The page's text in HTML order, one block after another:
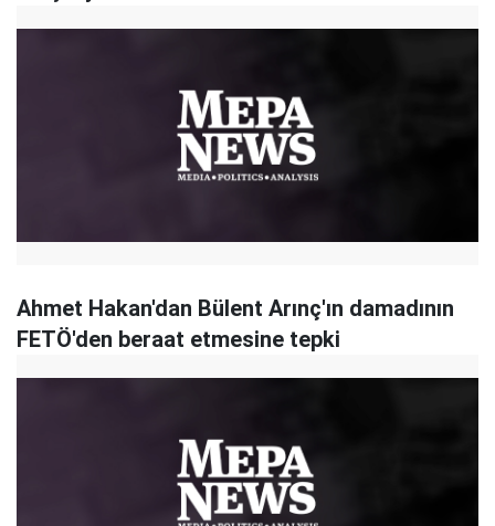
Ahmet Hakan'dan Bülent Arınç'ın damadının
FETÖ'den beraat etmesine tepki